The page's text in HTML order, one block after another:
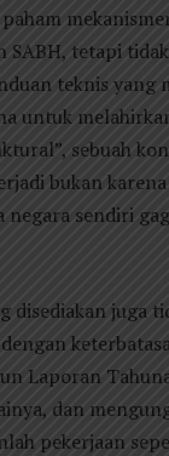
SABH, tetapi
teknis yang
untuk
sebuah
bukan
negara sendiri
disediakan juga
Laporan
dan
pekerjaan